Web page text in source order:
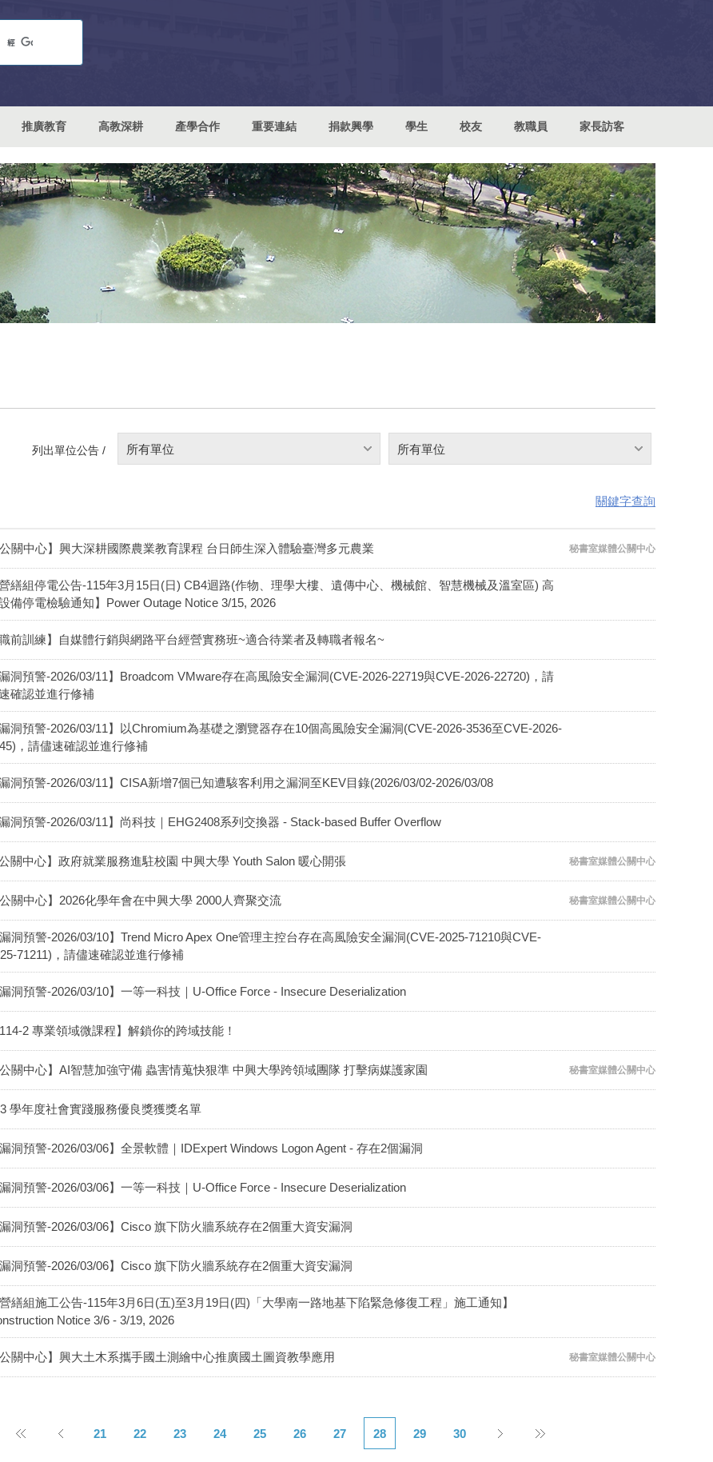
推廣教育 高教深耕 產學合作 重要連結 捐款興學 學生 校友 教職員 家長訪客
列出單位公告 / 所有單位 所有單位
關鍵字查詢
公關中心】興大深耕國際農業教育課程 台日師生深入體驗臺灣多元農業 秘書室媒體公關中心
營繕組停電公告-115年3月15日(日) CB4迴路(作物、理學大樓、遺傳中心、機械館、智慧機械及溫室區) 高
備停電檢驗通知】Power Outage Notice 3/15, 2026
職前訓練】自媒體行銷與網路平台經營實務班~適合待業者及轉職者報名~
漏洞預警-2026/03/11】Broadcom VMware存在高風險安全漏洞(CVE-2026-22719與CVE-2026-22720)，請
確認並進行修補
漏洞預警-2026/03/11】以Chromium為基礎之瀏覽器存在10個高風險安全漏洞(CVE-2026-3536至CVE-2026-
，請儘速確認並進行修補
漏洞預警-2026/03/11】CISA新增7個已知遭駭客利用之漏洞至KEV目錄(2026/03/02-2026/03/08
漏洞預警-2026/03/11】尚科技｜EHG2408系列交換器 - Stack-based Buffer Overflow
公關中心】政府就業服務進駐校園 中興大學 Youth Salon 暖心開張 秘書室媒體公關中心
公關中心】2026化學年會在中興大學 2000人齊聚交流 秘書室媒體公關中心
漏洞預警-2026/03/10】Trend Micro Apex One管理主控台存在高風險安全漏洞(CVE-2025-71210與CVE-
71211)，請儘速確認並進行修補
漏洞預警-2026/03/10】一等一科技｜U-Office Force - Insecure Deserialization
114-2 專業領域微課程】解鎖你的跨域技能！
公關中心】AI智慧加強守備 蟲害情蒐快狠準 中興大學跨領域團隊 打擊病媒護家園 秘書室媒體公關中心
學年度社會實踐服務優良獎獲獎名單
漏洞預警-2026/03/06】全景軟體｜IDExpert Windows Logon Agent - 存在2個漏洞
漏洞預警-2026/03/06】一等一科技｜U-Office Force - Insecure Deserialization
漏洞預警-2026/03/06】Cisco 旗下防火牆系統存在2個重大資安漏洞
漏洞預警-2026/03/06】Cisco 旗下防火牆系統存在2個重大資安漏洞
營繕組施工公告-115年3月6日(五)至3月19日(四)「大學南一路地基下陷緊急修復工程」施工通知】
Notice 3/6 - 3/19, 2026
公關中心】興大土木系攜手國土測繪中心推廣國土圖資教學應用 秘書室媒體公關中心
21 22 23 24 25 26 27 28 29 30